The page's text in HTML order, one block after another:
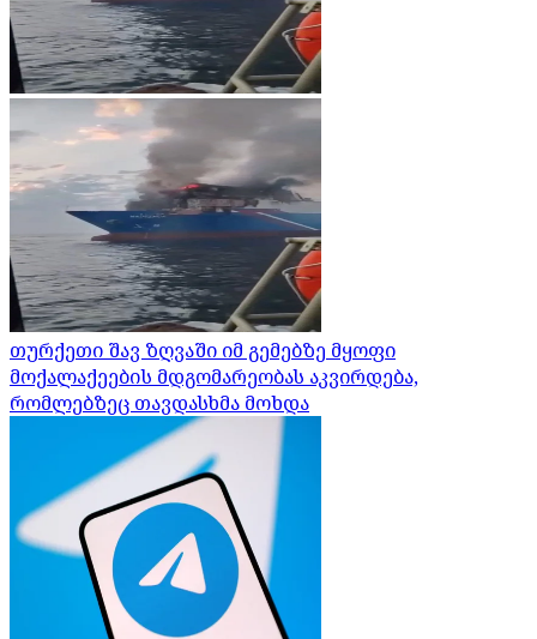
თურქეთი შავ ზღვაში იმ გემებზე მყოფი
მოქალაქეების მდგომარეობას აკვირდება,
რომლებზეც თავდასხმა მოხდა